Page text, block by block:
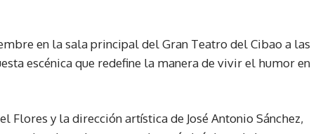
en la sala principal del Gran Teatro del Cibao a las
escénica que redefine la manera de vivir el humor en
Flores y la dirección artística de José Antonio Sánchez,